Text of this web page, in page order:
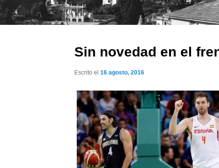
Sin novedad en el
Escrito el16 agosto, 2016